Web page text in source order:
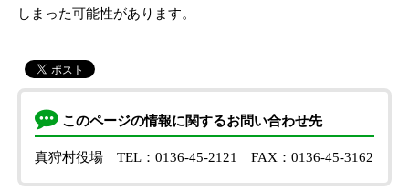
しまった可能性があります。
このページの情報に関するお問い合わせ先
真狩村役場 TEL：0136-45-2121 FAX：0136-45-3162